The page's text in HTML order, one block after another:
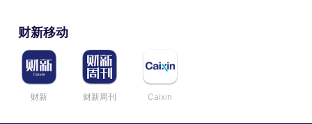
财新移动
财新 财新周刊 Caixin